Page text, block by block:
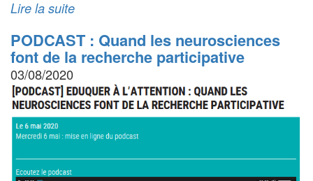
Lire la suite
PODCAST : Quand les neurosciences
font de la recherche participative
03/08/2020